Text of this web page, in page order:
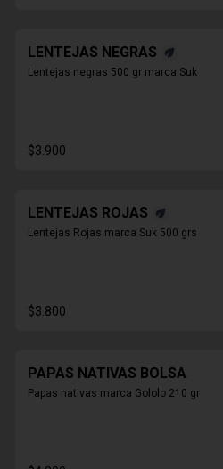
LENTEJAS NEGRAS
Lentejas negras 500 gr marca Suk
$3.900
LENTEJAS ROJAS
Lentejas Rojas marca Suk 500 grs
$3.800
PAPAS NATIVAS BOLSA
Papas nativas marca Gololo 210 gr